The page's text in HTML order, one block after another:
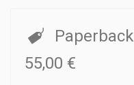
Paperback
55,00 €